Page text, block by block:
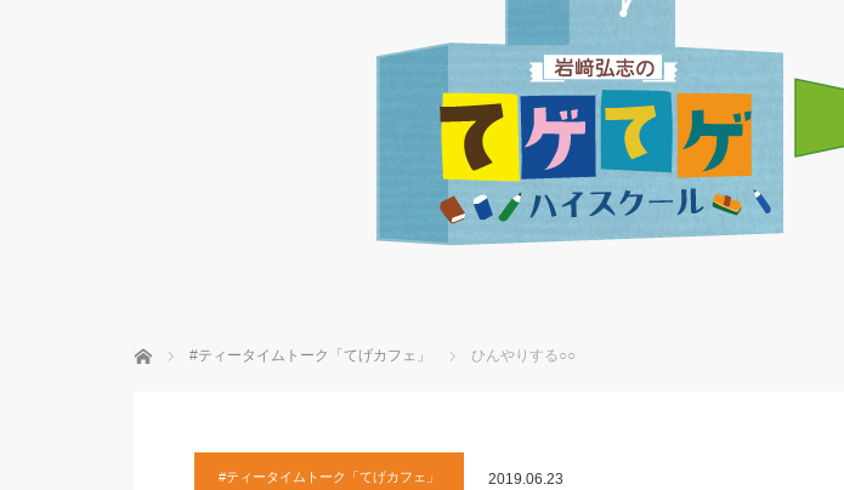
ホーム #ティータイムトーク「てげカフェ」 ひんやりする○○
#ティータイムトーク「てげカフェ」 2019.06.23